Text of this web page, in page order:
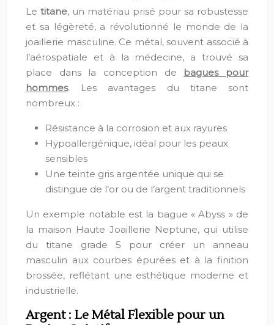
Le titane, un matériau prisé pour sa robustesse
et sa légèreté, a révolutionné le monde de la
joaillerie masculine. Ce métal, souvent associé à
l’aérospatiale et à la médecine, a trouvé sa
place dans la conception de bagues pour
hommes. Les avantages du titane sont
nombreux :
Résistance à la corrosion et aux rayures
Hypoallergénique, idéal pour les peaux
sensibles
Une teinte gris argentée unique qui se
distingue de l’or ou de l’argent traditionnels
Un exemple notable est la bague « Abyss » de
la maison Haute Joaillerie Neptune, qui utilise
du titane grade 5 pour créer un anneau
masculin aux courbes épurées et à la finition
brossée, reflétant une esthétique moderne et
industrielle.
Argent : Le Métal Flexible pour un